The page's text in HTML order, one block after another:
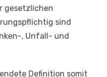
gesetzlichen
sind
, Unfall- und
Definition somit